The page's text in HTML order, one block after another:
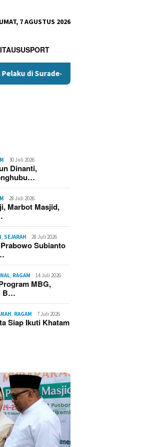
7 AGUSTUS 2026
Ciemas
30 Juli 2026
Dinanti,
28 Juli 2026
Marbot Masjid,
, SEJARAH 28 Juli 2026
Subianto
, RAGAM 14 Juli 2026
MBG,
B…
, RAGAM 7 Juli 2026
Siap Ikuti Khatam